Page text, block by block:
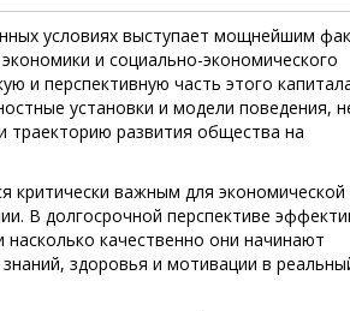
условиях выступает мощнейшим
и социально-экономического
и перспективную часть этого
установки и модели поведения,
развития общества на
критически важным для экономической
В долгосрочной перспективе
качественно они начинают
здоровья и мотивации в